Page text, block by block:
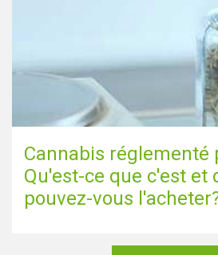
Cannabis réglementé
Qu'est-ce que c'est et
pouvez-vous